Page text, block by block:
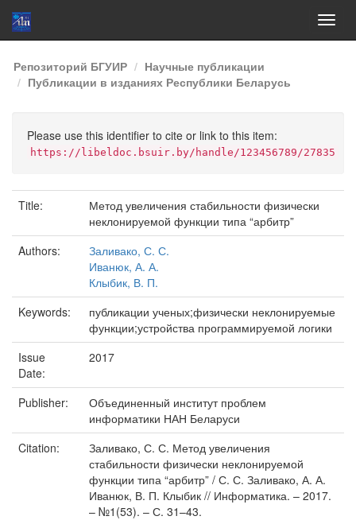
Skip
navigation
Репозиторий БГУИР
Научные публикации
Публикации в изданиях Республики Беларусь
Please use this identifier to cite or link to this item:
https://libeldoc.bsuir.by/handle/123456789/27835
Title:
Метод увеличения стабильности физически
неклонируемой функции типа “арбитр”
Authors:
Заливако, С. С.
Иванюк, А. А.
Клыбик, В. П.
Keywords:
публикации ученых;физически неклонируемые
функции;устройства программируемой логики
Issue
Date:
2017
Publisher:
Объединенный институт проблем
информатики НАН Беларуси
Citation:
Заливако, С. С. Метод увеличения
стабильности физически неклонируемой
функции типа “арбитр” / С. С. Заливако, А. А.
Иванюк, В. П. Клыбик // Информатика. – 2017.
– №1(53). – С. 31–43.